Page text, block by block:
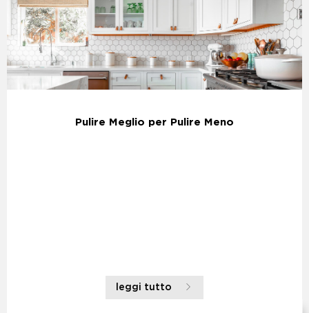
Pulire Meglio per Pulire Meno
leggi tutto